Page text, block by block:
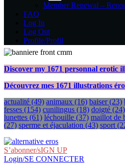
Member Renewal –
FAQ
Log In
Log Out
Profile/Profil
Discover my 1671 personnal erotic
Découvrez mes 1671 illustrations
actualité (49) animaux (16) baiser(23)
fesses (154) cunilingus (18) doigté (24)
lunettes (61) léchouille (37) maillot de
(27) sperme et éjaculation (43) sport
S’abonner/sIGN UP
Login/SE CONNECTER